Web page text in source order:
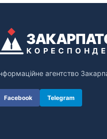
агентство
Facebook Telegram